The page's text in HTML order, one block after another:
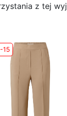
z tej
15